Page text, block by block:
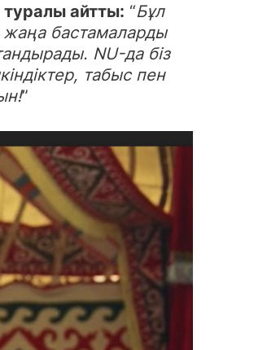
туралы айтты: “Бұл
жаңа бастамаларды
NU-да біз
табыс пен
”